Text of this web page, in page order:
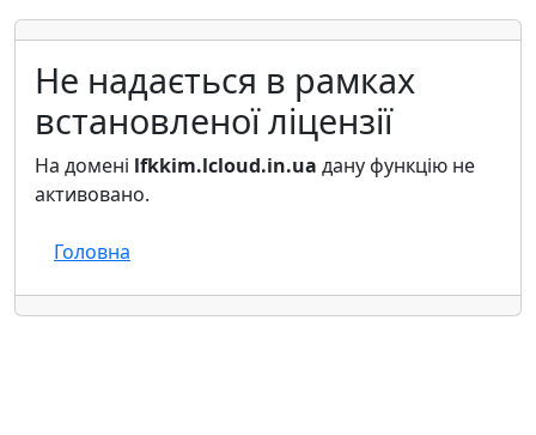
Не надається в рамках
встановленої ліцензії
На домені lfkkim.lcloud.in.ua дану функцію не
активовано.
Головна